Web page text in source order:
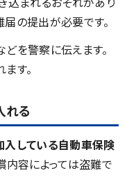
の提出が必要です。
を警察に伝えます。
す。
れる
入している自動車保険
内容によっては盗難で